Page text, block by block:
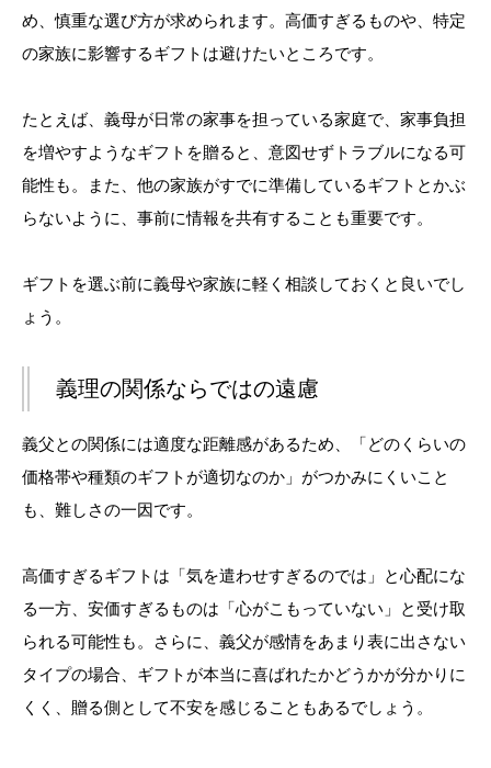
め、慎重な選び方が求められます。高価すぎるものや、特定
の家族に影響するギフトは避けたいところです。
たとえば、義母が日常の家事を担っている家庭で、家事負担
を増やすようなギフトを贈ると、意図せずトラブルになる可
能性も。また、他の家族がすでに準備しているギフトとかぶ
らないように、事前に情報を共有することも重要です。
ギフトを選ぶ前に義母や家族に軽く相談しておくと良いでし
ょう。
義理の関係ならではの遠慮
義父との関係には適度な距離感があるため、「どのくらいの
価格帯や種類のギフトが適切なのか」がつかみにくいこと
も、難しさの一因です。
高価すぎるギフトは「気を遣わせすぎるのでは」と心配にな
る一方、安価すぎるものは「心がこもっていない」と受け取
られる可能性も。さらに、義父が感情をあまり表に出さない
タイプの場合、ギフトが本当に喜ばれたかどうかが分かりに
くく、贈る側として不安を感じることもあるでしょう。